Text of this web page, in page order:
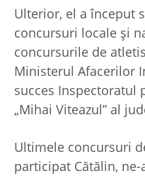
Ulterior, el a început
concursuri locale și
concursurile de
Ministerul Afacerilor
succes Inspectoratul
„Mihai Viteazul” al
Ultimele concursuri
participat Cătălin,